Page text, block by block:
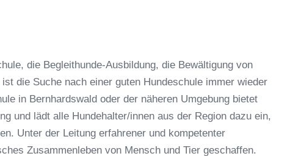
die Begleithunde-Ausbildung, die Bewältigung von
die Suche nach einer guten Hundeschule immer wieder
in Bernhardswald oder der näheren Umgebung bietet
und lädt alle Hundehalter/innen aus der Region dazu ein,
Unter der Leitung erfahrener und kompetenter
Zusammenleben von Mensch und Tier geschaffen.